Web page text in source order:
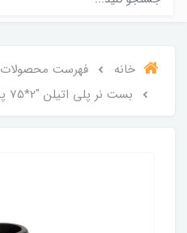
خانه
فهرست محصولات
بست نر پلی اتیلن "2*75 پویا پلاست